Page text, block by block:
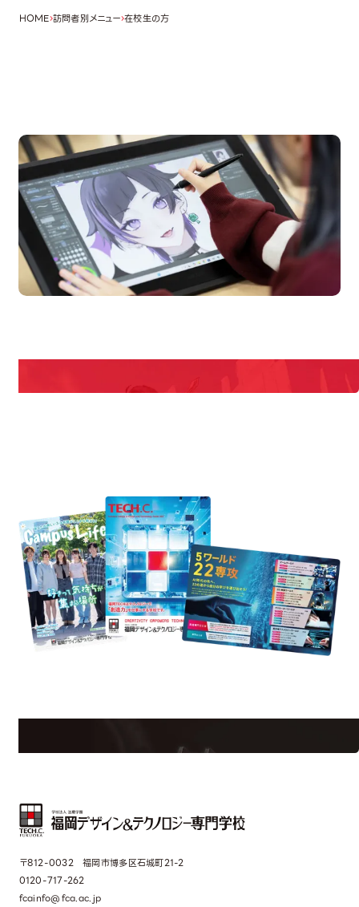
HOME 訪問者別メニュー 在校生の方
Campus Open
Information
〒812-0032 福岡市博多区石城町21-2
0120-717-262
fcainfo@fca.ac.jp